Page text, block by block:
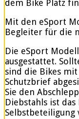
dem Bike Platz
Mit den eSport
Begleiter für die
Die eSport
ausgestattet.
sind die Bikes
Schutzbrief
Sie den
Diebstahls ist
Selbstbeteiligung